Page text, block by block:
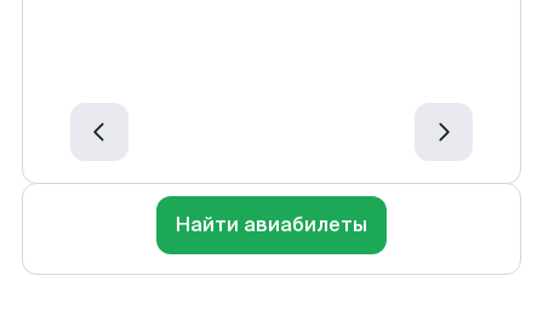
Найти авиабилеты